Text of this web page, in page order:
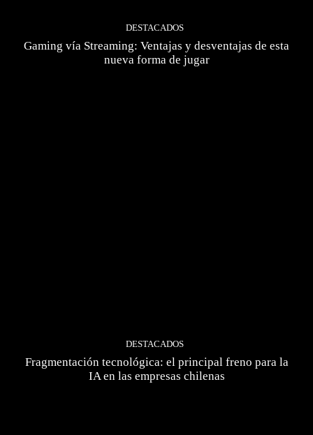
DESTACADOS
Gaming vía Streaming: Ventajas y desventajas de esta
nueva forma de jugar
DESTACADOS
Fragmentación tecnológica: el principal freno para la
IA en las empresas chilenas